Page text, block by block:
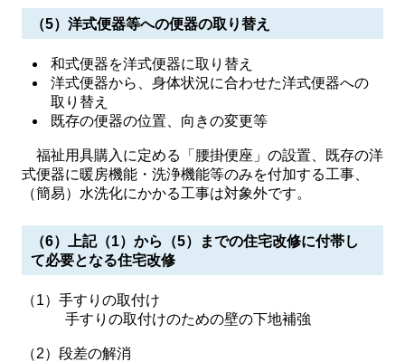
（5）洋式便器等への便器の取り替え
和式便器を洋式便器に取り替え
洋式便器から、身体状況に合わせた洋式便器への
取り替え
既存の便器の位置、向きの変更等
福祉用具購入に定める「腰掛便座」の設置、既存の洋
式便器に暖房機能・洗浄機能等のみを付加する工事、
（簡易）水洗化にかかる工事は対象外です。
（6）上記（1）から（5）までの住宅改修に付帯し
て必要となる住宅改修
（1）手すりの取付け
手すりの取付けのための壁の下地補強
（2）段差の解消